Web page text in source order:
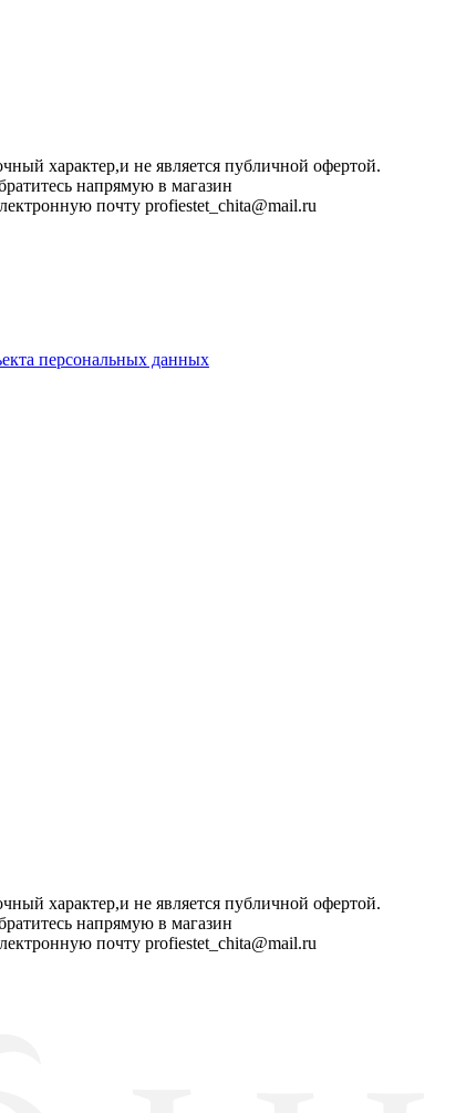
характер,и не является публичной офертой.
напрямую в магазин
почту profiestet_chita@mail.ru
персональных данных
характер,и не является публичной офертой.
напрямую в магазин
почту profiestet_chita@mail.ru